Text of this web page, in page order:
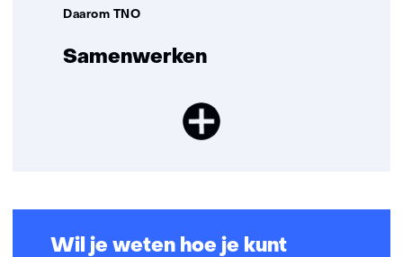
Samenwerken
Daarom TNO
Wil je weten hoe je kunt